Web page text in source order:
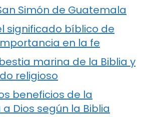
Simón de Guatemala
significado bíblico de
en la fe
marina de la Biblia y
religioso
beneficios de la
Dios según la Biblia